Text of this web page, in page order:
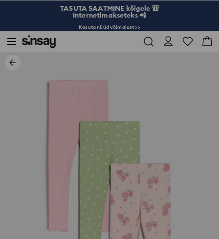
TASUTA SAATMINE kõigele 🎒
Internetimakseteks 📲
Kasuta nüüd võimalust >>